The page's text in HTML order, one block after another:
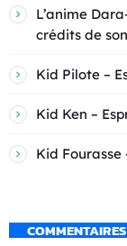
L’anime
crédits de
Kid Pilote –
Kid Ken –
Kid